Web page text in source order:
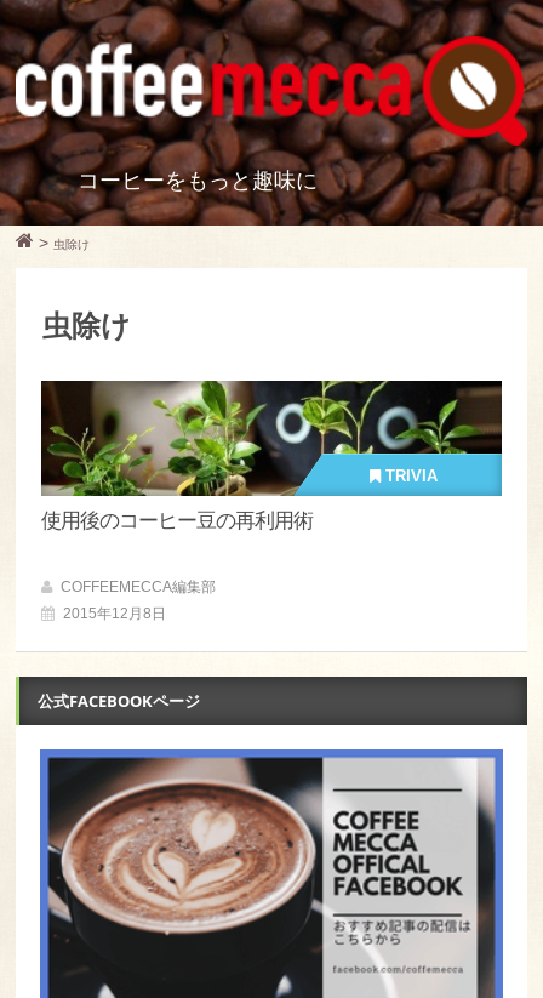
コーヒーをもっと趣味に
> 虫除け
虫除け
TRIVIA
使用後のコーヒー豆の再利用術
COFFEEMECCA編集部
2015年12月8日
公式FACEBOOKページ